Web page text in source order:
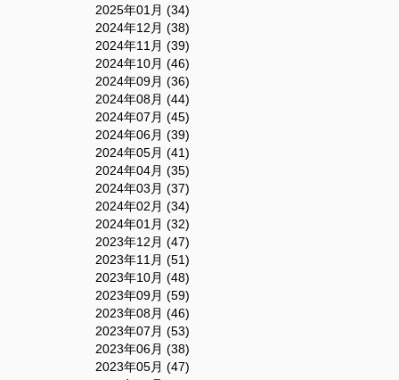
2025年01月 (34)
2024年12月 (38)
2024年11月 (39)
2024年10月 (46)
2024年09月 (36)
2024年08月 (44)
2024年07月 (45)
2024年06月 (39)
2024年05月 (41)
2024年04月 (35)
2024年03月 (37)
2024年02月 (34)
2024年01月 (32)
2023年12月 (47)
2023年11月 (51)
2023年10月 (48)
2023年09月 (59)
2023年08月 (46)
2023年07月 (53)
2023年06月 (38)
2023年05月 (47)